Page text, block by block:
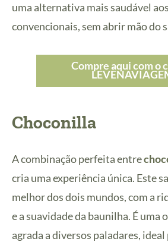
uma alternativa mais saudável
convencionais, sem abrir mão do
Compre aqui com o
Choconilla
A combinação perfeita entre
cria uma experiência única. Este
melhor dos dois mundos, com a
e a suavidade da baunilha. É uma
agrada a diversos paladares,